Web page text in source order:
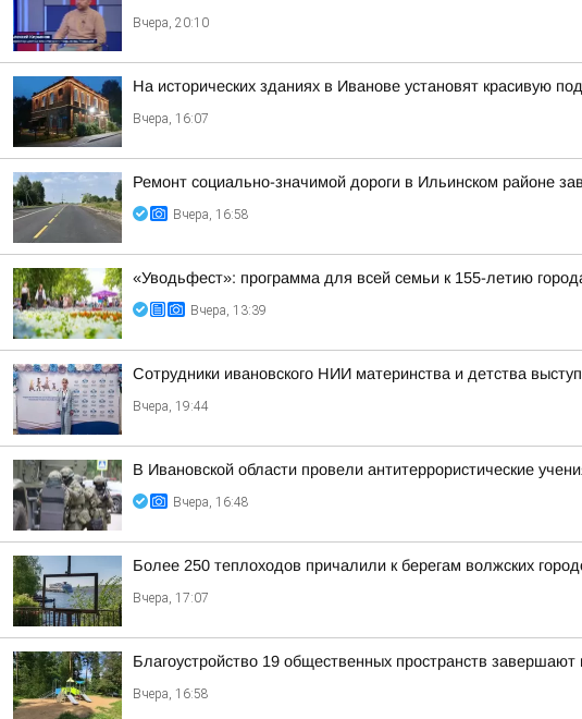
Вчера, 20:10
На исторических зданиях в Иванове установят красивую
Вчера, 16:07
Ремонт социально-значимой дороги в Ильинском районе
Вчера, 16:58
«Уводьфест»: программа для всей семьи к 155-летию
Вчера, 13:39
Сотрудники ивановского НИИ материнства и детства
Вчера, 19:44
В Ивановской области провели антитеррористические
Вчера, 16:48
Более 250 теплоходов причалили к берегам волжских
Вчера, 17:07
Благоустройство 19 общественных пространств завершают
Вчера, 16:58